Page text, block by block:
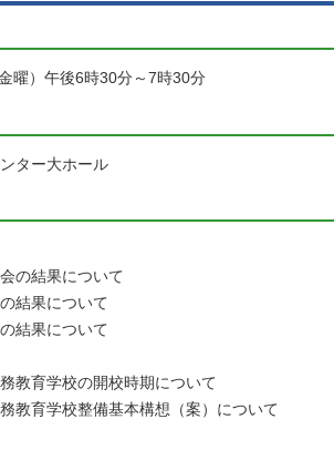
曜）午後6時30分～7時30分
ター大ホール
結果について
果について
果について
育学校の開校時期について
学校整備基本構想（案）について